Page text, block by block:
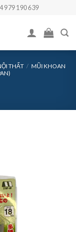
979 190 639
THẤT / MŨI KHOAN